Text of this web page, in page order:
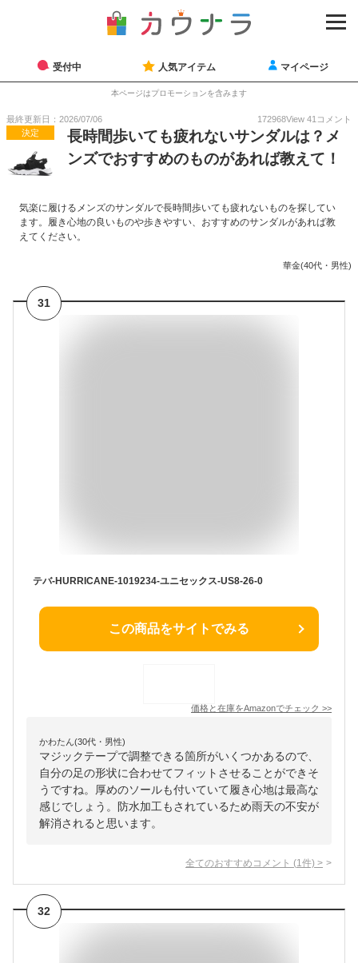
受付中 人気アイテム マイページ
本ページはプロモーションを含みます
最終更新日：2026/07/06 172968View 41 コメント
決定
長時間歩いても疲れないサンダルは？メ
ンズでおすすめのものがあれば教えて！
気楽に履けるメンズのサンダルで長時間歩いても疲れないものを探してい
ます。履き心地の良いものや歩きやすい、おすすめのサンダルがあれば教
えてください。
華金(40代・男性)
31
テバ-HURRICANE-1019234-ユニセックス-US8-26-0
この商品をサイトでみる
価格と在庫をAmazonでチェック >>
かわたん(30代・男性)
マジックテープで調整できる箇所がいくつかあるので、
自分の足の形状に合わせてフィットさせることができそ
うですね。厚めのソールも付いていて履き心地は最高な
感じでしょう。防水加工もされているため雨天の不安が
解消されると思います。
全てのおすすめコメント (1 件) >
32